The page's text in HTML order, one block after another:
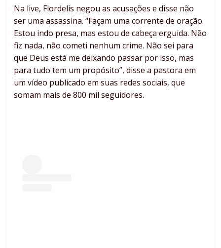
Na live, Flordelis negou as acusações e disse não
ser uma assassina. “Façam uma corrente de oração.
Estou indo presa, mas estou de cabeça erguida. Não
fiz nada, não cometi nenhum crime. Não sei para
que Deus está me deixando passar por isso, mas
para tudo tem um propósito”, disse a pastora em
um vídeo publicado em suas redes sociais, que
somam mais de 800 mil seguidores.